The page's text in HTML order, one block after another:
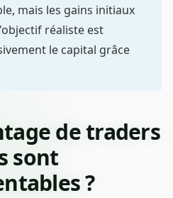
mais les gains initiaux
réaliste est
le capital grâce
de traders
sont
?